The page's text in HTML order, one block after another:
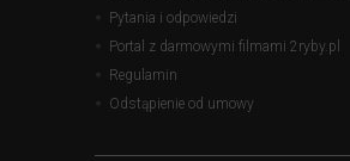
Pytania i odpowiedzi
Portal z darmowymi filmami 2ryby.pl
Regulamin
Odstąpienie od umowy